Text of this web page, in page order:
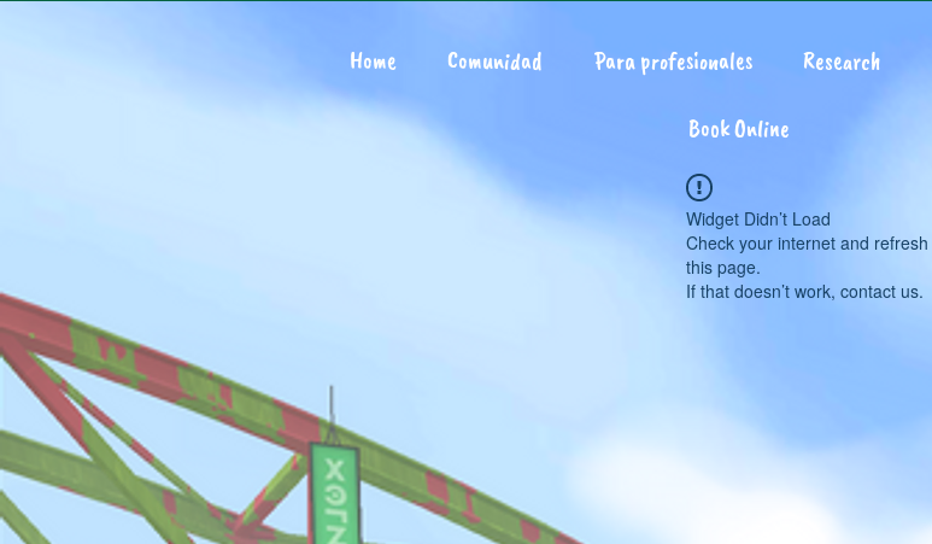
Home Comunidad Para profesionales Research
Book Online
Widget Didn’t Load
Check your internet and refresh
this page.
If that doesn’t work, contact us.